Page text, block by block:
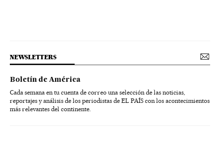
NEWSLETTERS
Boletín de América
Cada semana en tu cuenta de correo una selección de las noticias,
reportajes y análisis de los periodistas de EL PAÍS con los acontecimientos
más relevantes del continente.